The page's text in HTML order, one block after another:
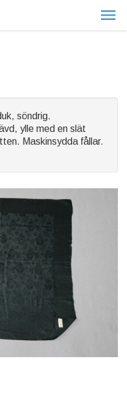
söndrig.
ylle med en slät
Maskinsydda fållar.